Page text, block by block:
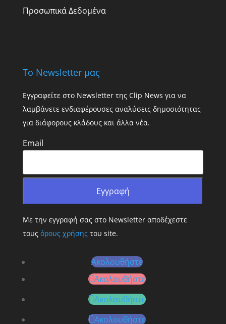
Προσωπικά Δεδομένα
Το Newsletter μας
Εγγραφείτε στο Newsletter της Clip News για να
λαμβάνετε ενδιαφέρουσες αναλύσεις δημοσιότητας
για διάφορους κλάδους και άλλα νέα.
Email
Με την εγγραφή σας στο Newsletter αποδέχεστε
τους όρους χρήσηςτου site.
Ακολουθήστε
Ακολουθήστε
Ακολουθήστε
Ακολουθήστε